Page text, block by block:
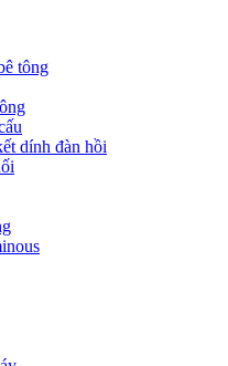
tông
dính đàn hồi